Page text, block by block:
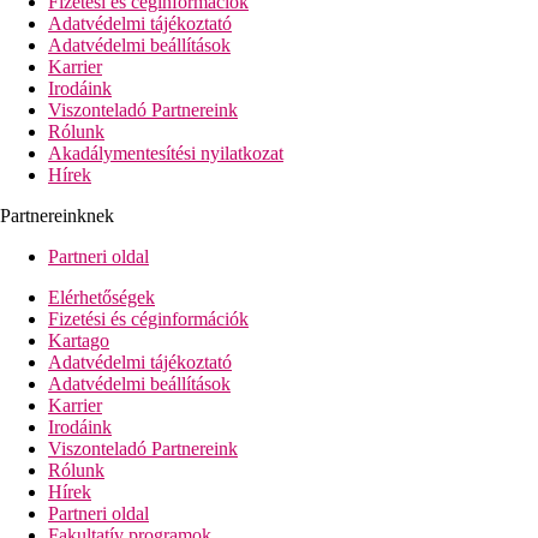
2 úszómedence
2 büféétterem
6 à la carte étterem (ázsiai, mediterrán, amerikai, mexikói,
6 bár (night club, lobby bár, strandbár, medencebár,
bolt
bevásárlósétány üzletekkel és butikokkal
ATM
konferenciatermek
Strand leírása
homokos
ingyenes napozóágyak, napernyők és törölközők
Ingyenes sporttevékenységek
tornaterem
vízilabda
aerobic
röplabda
vízi sportok (snorkeling, katamarán, kajakozás, szörfözés -
íjászat
animációs és esti programok
táncórák
Sporttevékenységek felár ellenében
Adatvédelmi tájékoztató
Adatvédelmi beállítások
Karrier
Irodáink
Viszonteladó Partnereink
Rólunk
Akadálymentesítési nyilatkozat
Hírek
Partnereinknek
Partneri oldal
Elérhetőségek
Fizetési és céginformációk
Kartago
Adatvédelmi tájékoztató
Adatvédelmi beállítások
Karrier
Irodáink
Viszonteladó Partnereink
Rólunk
Hírek
Partneri oldal